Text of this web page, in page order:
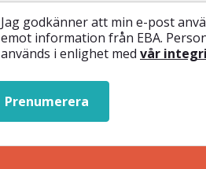
Jag godkänner att min e-post
emot information från EBA.
används i enlighet med vår
Prenumerera